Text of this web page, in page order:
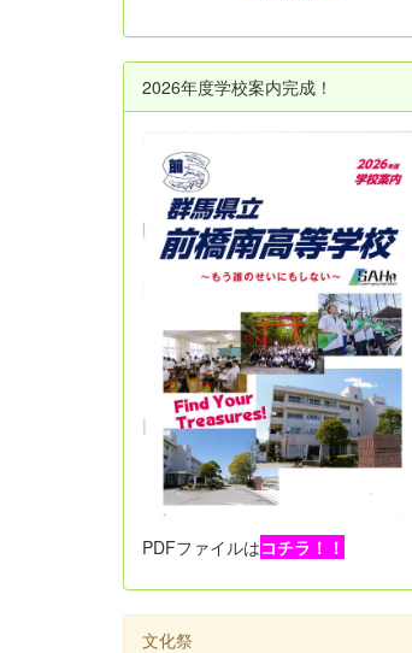
2026年度学校案内完成！
PDFファイルはコチラ！！
文化祭